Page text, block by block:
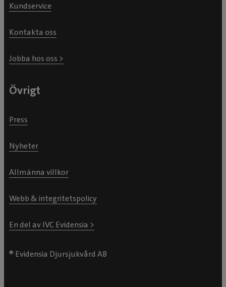
Kundservice
Kontakta oss
Jobba hos oss >
Övrigt
Press
Nyheter
Allmänna villkor
Webb & integritetspolicy
En del av IVC Evidensia >
® Evidensia Djursjukvård AB